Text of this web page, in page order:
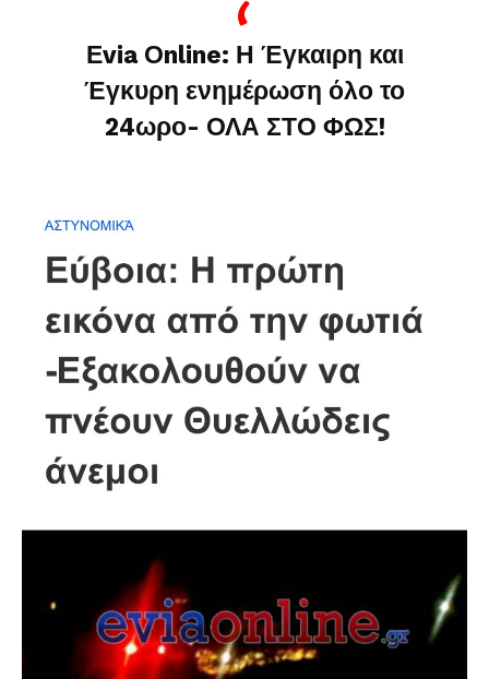
Εvia Οnline: Η Έγκαιρη και
Έγκυρη ενημέρωση όλο το
24ωρο- ΟΛΑ ΣΤΟ ΦΩΣ!